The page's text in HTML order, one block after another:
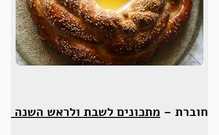
חוברת – מתכונים לשבת ולראש השנה